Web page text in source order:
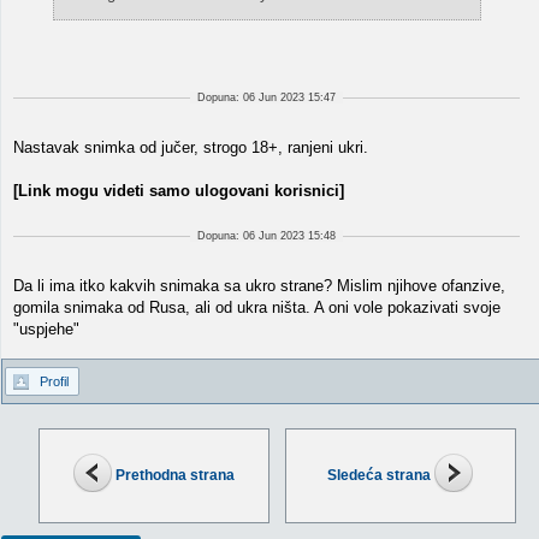
Prethodna strana Sledeća strana
Dopuna: 06 Jun 2023 15:47
Nastavak snimka od jučer, strogo 18+, ranjeni ukri.
[Link mogu videti samo ulogovani korisnici]
Dopuna: 06 Jun 2023 15:48
Da li ima itko kakvih snimaka sa ukro strane? Mislim njihove ofanzive,
gomila snimaka od Rusa, ali od ukra ništa. A oni vole pokazivati svoje
"uspjehe"
Profil